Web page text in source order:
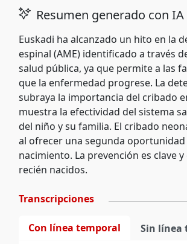
Resumen generado con IA
Euskadi ha alcanzado un hito en la
espinal (AME) identificado a través
salud pública, ya que permite a las
que la enfermedad progrese. La
subraya la importancia del cribado
muestra la efectividad del sistema
del niño y su familia. El cribado
al ofrecer una segunda
nacimiento. La prevención es clave
recién nacidos.
Transcripciones
Con línea temporal Sin línea